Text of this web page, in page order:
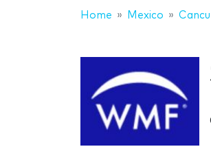
Home Mexico